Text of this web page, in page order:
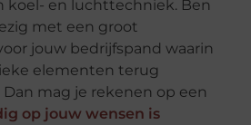
koel- en luchttechniek. Ben
met een groot
jouw bedrijfspand waarin
elementen terug
mag je rekenen op een
op jouw wensen is